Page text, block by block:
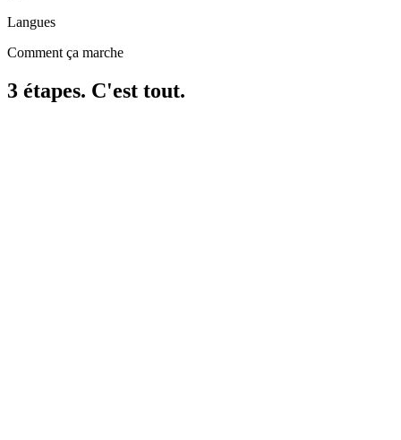
Langues
Comment ça marche
3 étapes. C'est tout.